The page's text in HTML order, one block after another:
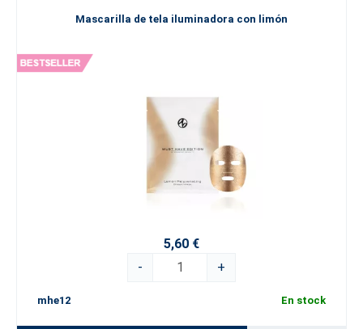
Mascarilla de tela iluminadora con limón
5,60 €
-
+
mhe12 En stock